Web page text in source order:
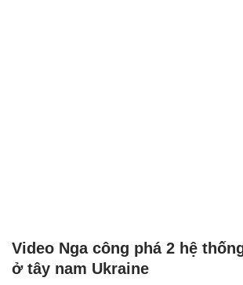
Video Nga công phá 2 hệ
ở tây nam Ukraine